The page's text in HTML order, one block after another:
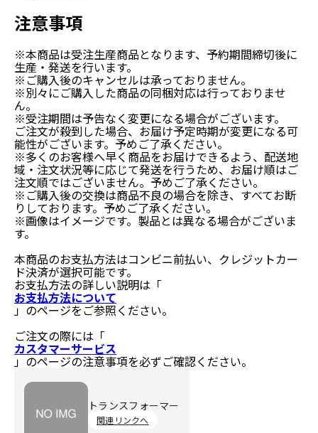
注意事項
※本商品は受注生産商品となります、予約期間締切後に
生産・発送を行います。
※ご購入後のキャンセルは承っておりません。
※別々にご購入した商品の同梱対応は行っておりませ
ん。
※受注期間は予告なく変更になる場合がございます。
ご注文が殺到した場合、お届け予定時期が変更になる可
能性がございます。予めご了承ください。
※多くのお客様へ早く商品をお届けできるよう、配送地
域・注文状況等に応じて発送を行うため、お届け順はご
注文順ではございません。予めご了承ください。
※ご購入後の交換は商品不良の場合を除き、すべてお断
りしております。予めご了承ください。
※画像はイメージです。製品とは異なる場合がございま
す。
本商品のお支払方法はコンビニ前払い、クレジットカー
ド決済が選択可能です。
お支払方法の詳しい説明は「
お支払方法について
」のページをご参照ください。
ご注文の際には「
カスタマーサービス
」のページの注意事項を必ずご確認ください。
トランスフォーマー
関連リンクへ